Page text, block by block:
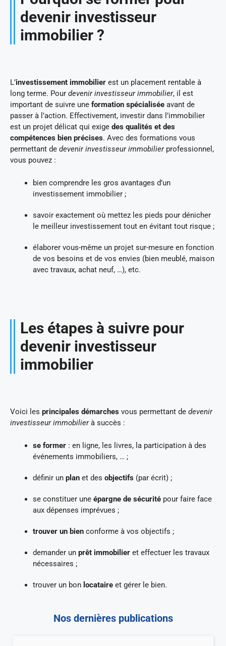
devenir investisseur
immobilier ?
L’investissement immobilier est un placement rentable à
long terme. Pour devenir investisseur immobilier, il est
important de suivre une formation spécialisée avant de
passer à l’action. Effectivement, investir dans l’immobilier
est un projet délicat qui exige des qualités et des
compétences bien précises. Avec des formations vous
permettant de devenir investisseur immobilier professionnel,
vous pouvez :
bien comprendre les gros avantages d’un
investissement immobilier ;
savoir exactement où mettez les pieds pour dénicher
le meilleur investissement tout en évitant tout risque ;
élaborer vous-même un projet sur-mesure en fonction
de vos besoins et de vos envies (bien meublé, maison
avec travaux, achat neuf, …), etc.
Les étapes à suivre pour
devenir investisseur
immobilier
Voici les principales démarches vous permettant de devenir
investisseur immobilierà succès :
se former : en ligne, les livres, la participation à des
événements immobiliers, … ;
définir un plan et des objectifs (par écrit) ;
se constituer une épargne de sécurité pour faire face
aux dépenses imprévues ;
trouver un bien conforme à vos objectifs ;
demander un prêt immobilier et effectuer les travaux
nécessaires ;
trouver un bon locataire et gérer le bien.
Nos dernières publications